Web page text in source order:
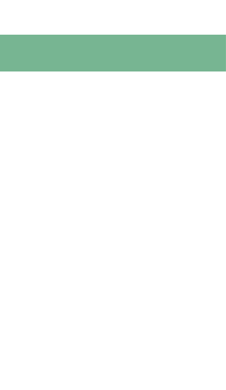
según las condiciones en las que se